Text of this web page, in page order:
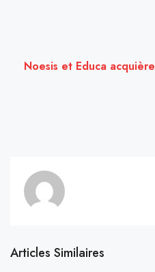
Noesis et Educa
Articles Similaires